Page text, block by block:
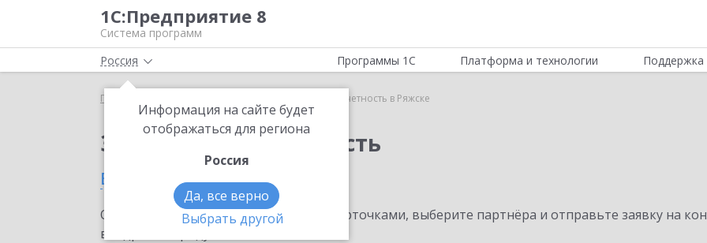
1С:Предприятие 8
Система программ
Россия
Информация на сайте будет
отображаться для региона
Россия
Да, все верно
Выбрать другой
Программы 1С Платформа и технологии Поддержка
Главная 1С-Отчетность в Ряжске
Заказать 1С-Отчетность
в Ряжске
Ознакомьтесь с информационными карточками, выберите партнёра и отправьте заявку на
внедрение продукта.